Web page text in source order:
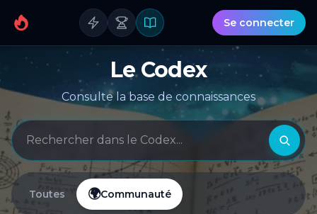
Se connecter
Le Codex
Consulte la base de connaissances
Rechercher
Toutes 🌍Communauté